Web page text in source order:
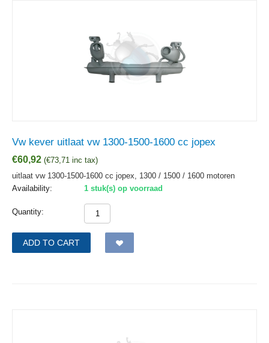
Vw kever uitlaat vw 1300-1500-1600 cc jopex
€60,92 (€73,71 inc tax)
uitlaat vw 1300-1500-1600 cc jopex, 1300 / 1500 / 1600 motoren
Availability:
1 stuk(s) op voorraad
Quantity:
ADD TO CART